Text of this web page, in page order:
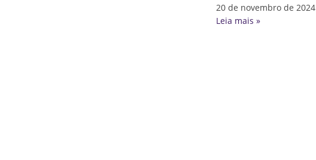
20 de novembro de 2024
Leia mais »